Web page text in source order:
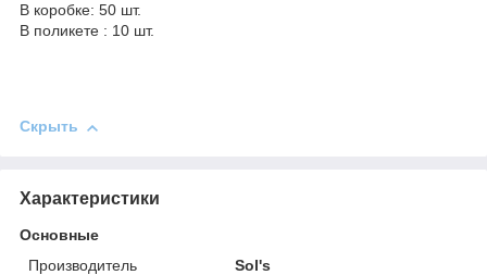
В коробке: 50 шт.
В поликете : 10 шт.
Скрыть
Характеристики
Основные
Производитель
Sol's